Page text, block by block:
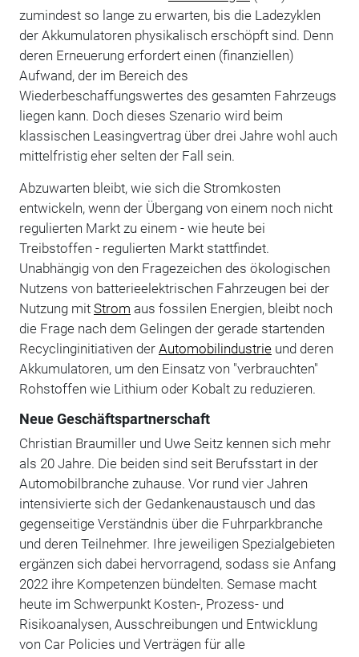
zumindest so lange zu erwarten, bis die Ladezyklen
der Akkumulatoren physikalisch erschöpft sind. Denn
deren Erneuerung erfordert einen (finanziellen)
Aufwand, der im Bereich des
Wiederbeschaffungswertes des gesamten Fahrzeugs
liegen kann. Doch dieses Szenario wird beim
klassischen Leasingvertrag über drei Jahre wohl auch
mittelfristig eher selten der Fall sein.
Abzuwarten bleibt, wie sich die Stromkosten
entwickeln, wenn der Übergang von einem noch nicht
regulierten Markt zu einem - wie heute bei
Treibstoffen - regulierten Markt stattfindet.
Unabhängig von den Fragezeichen des ökologischen
Nutzens von batterieelektrischen Fahrzeugen bei der
Nutzung mit Strom aus fossilen Energien, bleibt noch
die Frage nach dem Gelingen der gerade startenden
Recyclinginitiativen der Automobilindustrieund deren
Akkumulatoren, um den Einsatz von "verbrauchten"
Rohstoffen wie Lithium oder Kobalt zu reduzieren.
Neue Geschäftspartnerschaft
Christian Braumiller und Uwe Seitz kennen sich mehr
als 20 Jahre. Die beiden sind seit Berufsstart in der
Automobilbranche zuhause. Vor rund vier Jahren
intensivierte sich der Gedankenaustausch und das
gegenseitige Verständnis über die Fuhrparkbranche
und deren Teilnehmer. Ihre jeweiligen Spezialgebieten
ergänzen sich dabei hervorragend, sodass sie Anfang
2022 ihre Kompetenzen bündelten. Semase macht
heute im Schwerpunkt Kosten-, Prozess- und
Risikoanalysen, Ausschreibungen und Entwicklung
von Car Policies und Verträgen für alle